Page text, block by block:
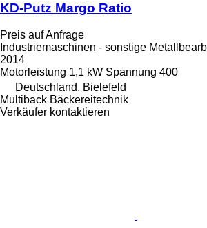
KD-Putz Margo Ratio
Preis auf Anfrage
Industriemaschinen - sonstige
2014
Motorleistung 1,1 kW Spannung 400
Deutschland, Bielefeld
Multiback Bäckereitechnik
Verkäufer kontaktieren